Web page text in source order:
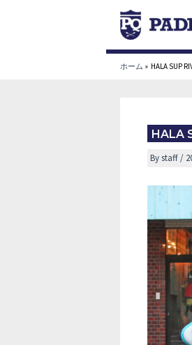
ホーム HALA SUP
HALA
Bystaff/